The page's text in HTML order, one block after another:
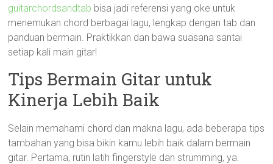
guitarchordsandtab bisa jadi referensi yang oke untuk
menemukan chord berbagai lagu, lengkap dengan tab dan
panduan bermain. Praktikkan dan bawa suasana santai
setiap kali main gitar!
Tips Bermain Gitar untuk
Kinerja Lebih Baik
Selain memahami chord dan makna lagu, ada beberapa tips
tambahan yang bisa bikin kamu lebih baik dalam bermain
gitar. Pertama, rutin latih fingerstyle dan strumming, ya.